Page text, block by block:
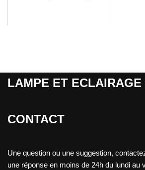
LAMPE ET
CONTACT
Une question ou une suggestion,
une réponse en moins de 24h du lundi au